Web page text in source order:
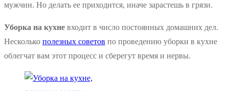
мужчин. Но делать ее приходится, иначе зарастешь в грязи.
Уборка на кухне входит в число постоянных домашних дел.
Несколько полезных советов по проведению уборки в кухне
облегчат вам этот процесс и сберегут время и нервы.